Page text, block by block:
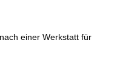
einer Werkstatt für